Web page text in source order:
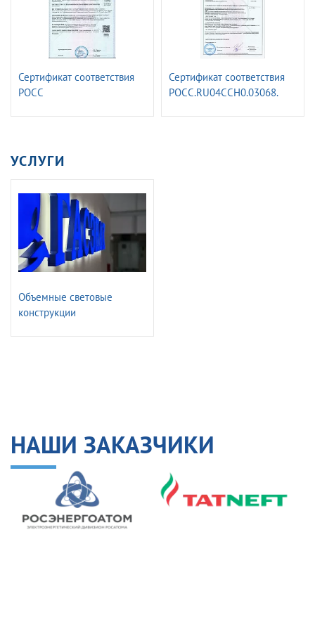
Сертификат соответствия
РОСС
дорог. ГОСТ 8442-65
Сертификат соответствия
РОСС.RU04CCH0.03068.
УСЛУГИ
Объемные световые
конструкции
НАШИ ЗАКАЗЧИКИ